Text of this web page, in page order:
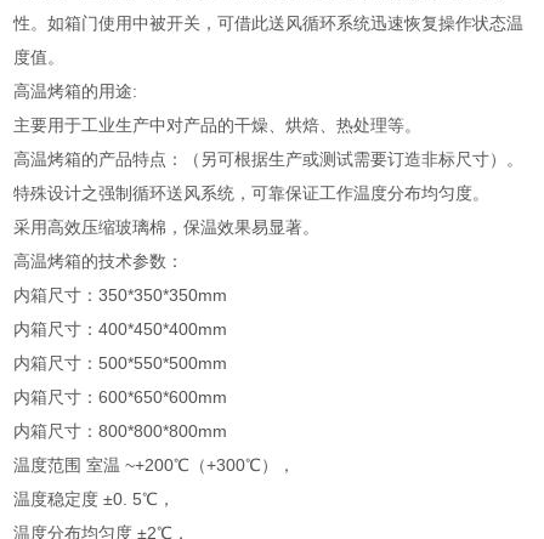
性。如箱门使用中被开关，可借此送风循环系统迅速恢复操作状态温
度值。
高温烤箱的用途:
主要用于工业生产中对产品的干燥、烘焙、热处理等。
高温烤箱的产品特点：（另可根据生产或测试需要订造非标尺寸）。
特殊设计之强制循环送风系统，可靠保证工作温度分布均匀度。
采用高效压缩玻璃棉，保温效果易显著。
高温烤箱的技术参数：
内箱尺寸：350*350*350mm
内箱尺寸：400*450*400mm
内箱尺寸：500*550*500mm
内箱尺寸：600*650*600mm
内箱尺寸：800*800*800mm
温度范围 室温 ~+200℃（+300℃），
温度稳定度 ±0. 5℃，
温度分布均匀度 ±2℃，